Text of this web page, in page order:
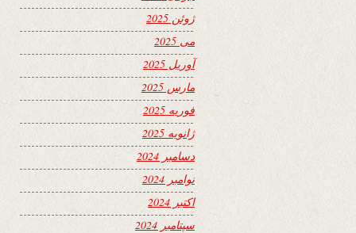
ژوئن 2025
می 2025
آوریل 2025
مارس 2025
فوریه 2025
ژانویه 2025
دسامبر 2024
نوامبر 2024
اکتبر 2024
سپتامبر 2024